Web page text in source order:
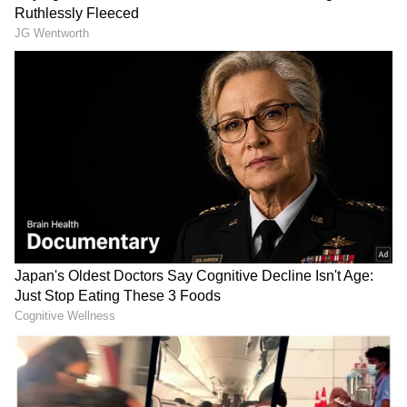
ಸಜ್ಜು, ಕಾಂಗ್ರೆಸ್ ಜೆಡಿಎಸ್‌ಗೆ ಬೇಕಿದೆ ಶ್ರೇಯಸ್ಸು!
ಮೋದಿ ಏಕೈಕ ಸಂಭಾವನೆ ಪ್ರಧಾನಿ ವೇತನ. ಇದನ್ನು ಹೊರತ
LATEST VIDEOS
"ರಾಜಕೀಯ ಬೇಡ, ಸಿನಿಮಾನೇ ಪ್ರಾಣ":
ಕನಕೋತ್ಸವದಲ್ಲಿ ರಿಷಬ್ ಶೆಟ್ಟಿ | Rishab
Shetty speech | Suvarna News